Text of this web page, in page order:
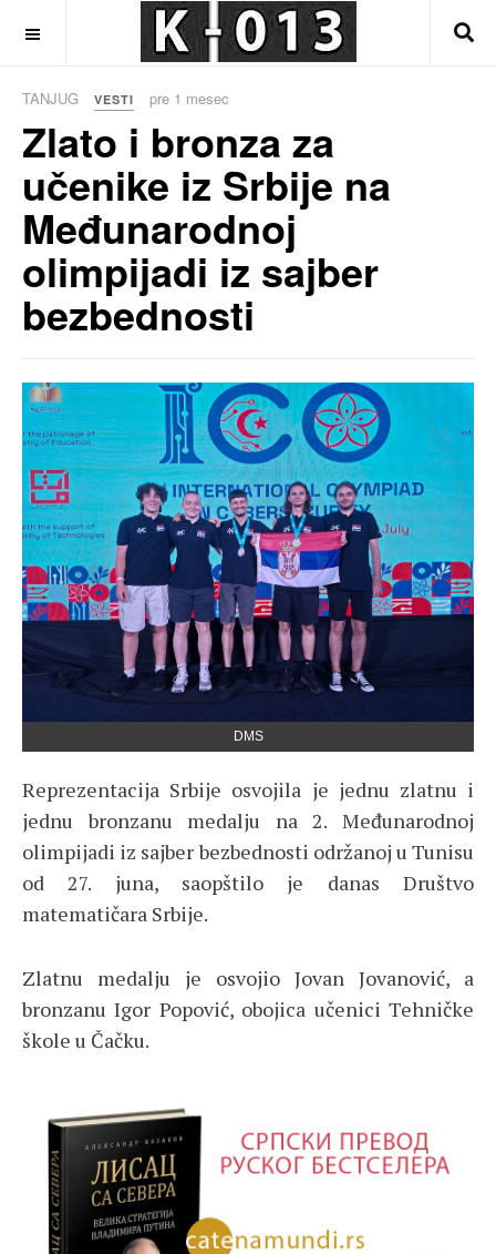
TANJUG VESTI pre 1 mesec
Zlato i bronza za
učenike iz Srbije na
Međunarodnoj
olimpijadi iz sajber
bezbednosti
DMS
Reprezentacija Srbije osvojila je jednu zlatnu i
jednu bronzanu medalju na 2. Međunarodnoj
olimpijadi iz sajber bezbednosti održanoj u Tunisu
od 27. juna, saopštilo je danas Društvo
matematičara Srbije.
Zlatnu medalju je osvojio Jovan Jovanović, a
bronzanu Igor Popović, obojica učenici Tehničke
škole u Čačku.